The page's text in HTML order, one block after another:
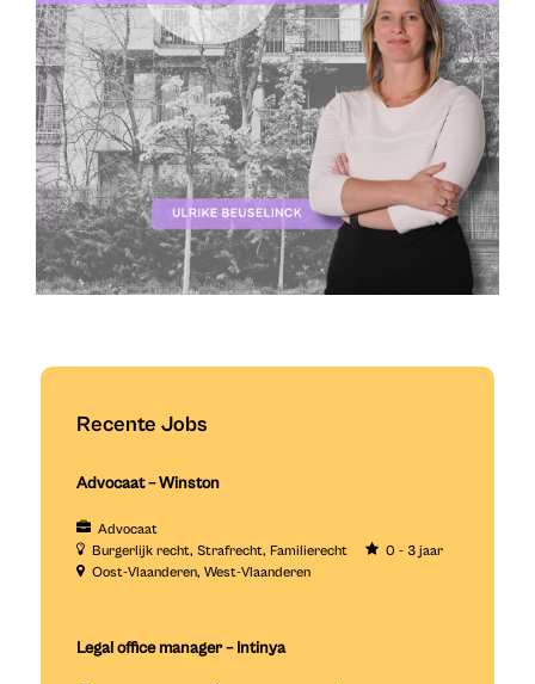
Recente Jobs
Advocaat – Winston
Advocaat
Burgerlijk recht Strafrecht Familierecht
0 - 3 jaar
Oost-Vlaanderen West-Vlaanderen
Legal office manager – Intinya